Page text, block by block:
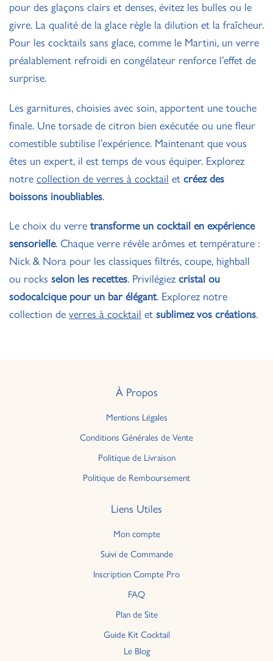
pour des glaçons clairs et denses, évitez les bulles ou le
givre. La qualité de la glace règle la dilution et la fraîcheur.
Pour les cocktails sans glace, comme le Martini, un verre
préalablement refroidi en congélateur renforce l’effet de
surprise.
Les garnitures, choisies avec soin, apportent une touche
finale. Une torsade de citron bien exécutée ou une fleur
comestible subtilise l’expérience. Maintenant que vous
êtes un expert, il est temps de vous équiper. Explorez
notre collection de verres à cocktail et créez des
boissons inoubliables.
Le choix du verre transforme un cocktail en expérience
sensorielle. Chaque verre révèle arômes et température :
Nick & Nora pour les classiques filtrés, coupe, highball
ou rocks selon les recettes. Privilégiezcristal ou
sodocalcique pour un bar élégant. Explorez notre
collection de verres à cocktail et sublimez vos créations.
À Propos
Mentions Légales
Conditions Générales de Vente
Politique de Livraison
Politique de Remboursement
Liens Utiles
Mon compte
Suivi de Commande
Inscription Compte Pro
FAQ
Plan de Site
Guide Kit Cocktail
Le Blog